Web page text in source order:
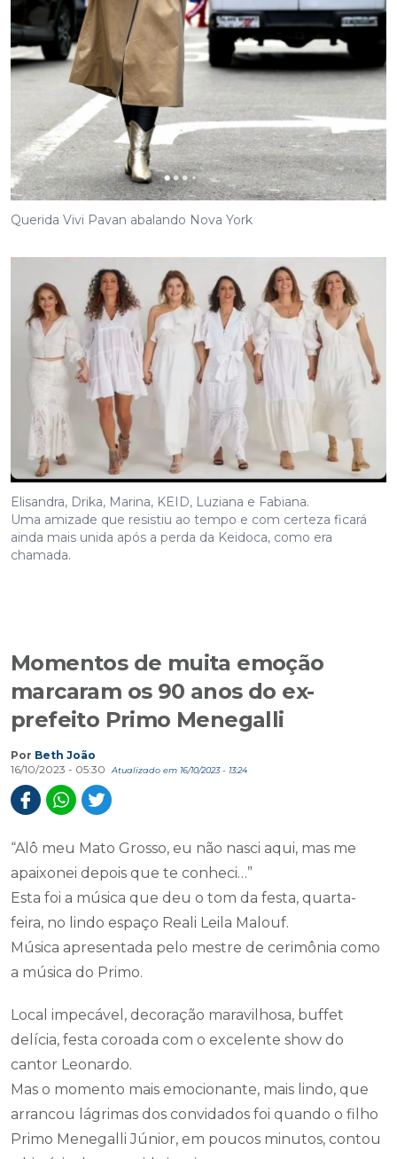
Querida Vivi Pavan abalando Nova York
Elisandra, Drika, Marina, KEID, Luziana e Fabiana.
Uma amizade que resistiu ao tempo e com certeza ficará
ainda mais unida após a perda da Keidoca, como era
chamada.
Momentos de muita emoção
marcaram os 90 anos do ex-
prefeito Primo Menegalli
Por Beth João
16/10/2023 - 05:30
Atualizado em 16/10/2023 - 13:24
“Alô meu Mato Grosso, eu não nasci aqui, mas me
apaixonei depois que te conheci…”
Esta foi a música que deu o tom da festa, quarta-
feira, no lindo espaço Reali Leila Malouf.
Música apresentada pelo mestre de cerimônia como
a música do Primo.
Local impecável, decoração maravilhosa, buffet
delícia, festa coroada com o excelente show do
cantor Leonardo.
Mas o momento mais emocionante, mais lindo, que
arrancou lágrimas dos convidados foi quando o filho
Primo Menegalli Júnior, em poucos minutos, contou